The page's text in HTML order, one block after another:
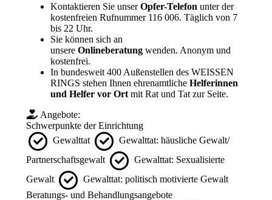
Kontaktieren Sie unserOpfer-Telefon unter der
kostenfreien Rufnummer 116 006. Täglich von 7
bis 22 Uhr.
Sie können sich an
unsere Onlineberatung wenden. Anonym und
kostenfrei.
In bundesweit 400 Außenstellen des WEISSEN
RINGS stehen Ihnen ehrenamtliche Helferinnen
und Helfer vor Ort mit Rat und Tat zur Seite.
Angebote:
Schwerpunkte der Einrichtung
Gewalttat
Gewalttat: häusliche Gewalt/
Partnerschaftsgewalt
Gewalttat: Sexualisierte
Gewalt
Gewalttat: politisch motivierte Gewalt
Beratungs- und Behandlungsangebote